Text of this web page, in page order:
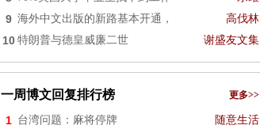
9 海外中文出版的新路基本开通， 高伐林
10 特朗普与德皇威廉二世 谢盛友文集
一周博文回复排行榜 更多>>
1 台湾问题：麻将停牌 随意生活